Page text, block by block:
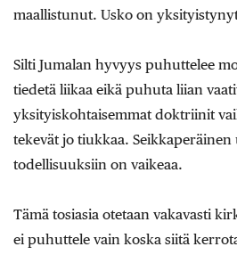
maallistunut. Usko on
Silti Jumalan hyvyys puhuttelee
tiedetä liikaa eikä puhuta liian
yksityiskohtaisemmat doktriinit
tekevät jo tiukkaa.
todellisuuksiin on vaikeaa.
Tämä tosiasia otetaan vakavasti
ei puhuttele vain koska siitä